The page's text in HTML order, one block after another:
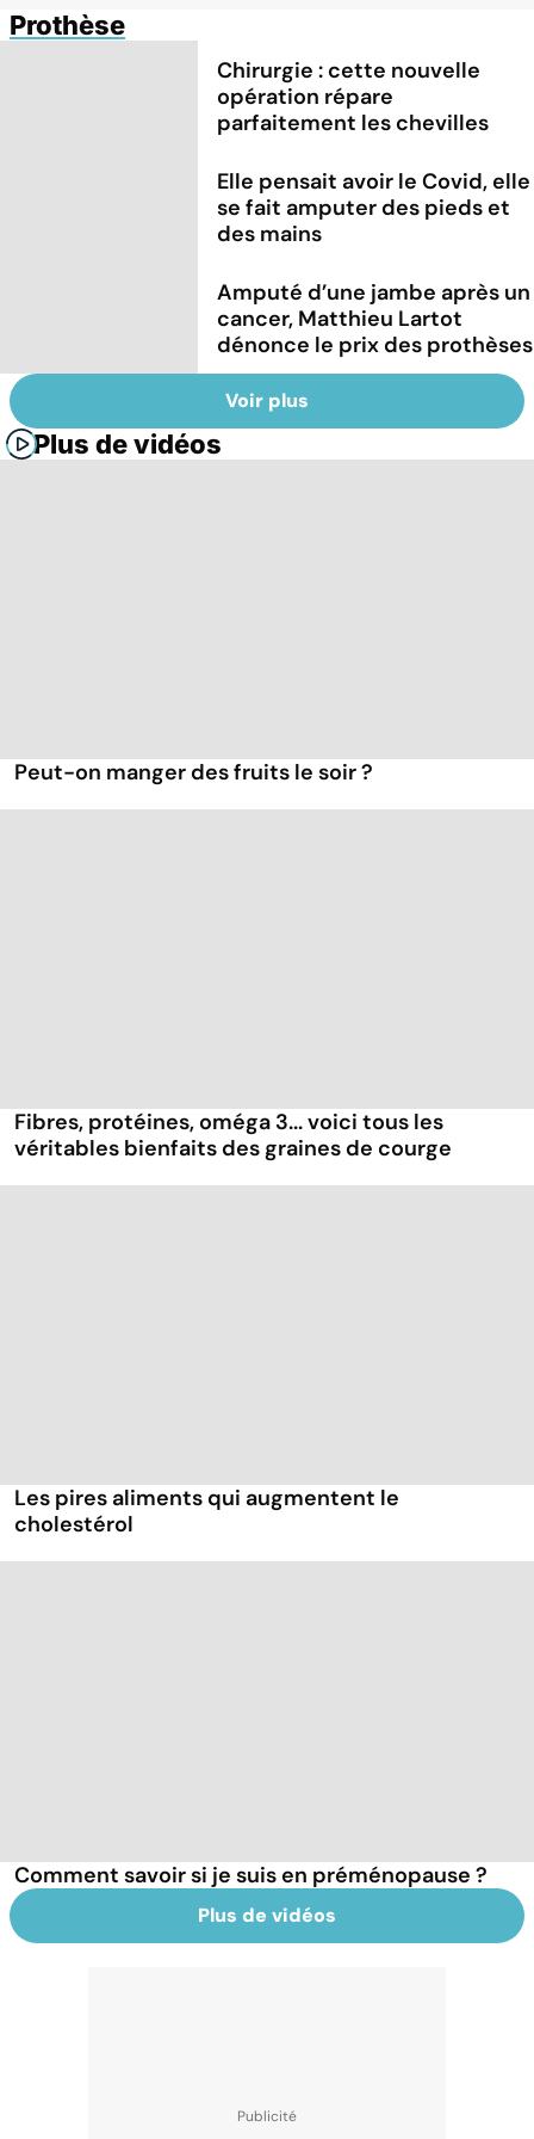
Prothèse
Chirurgie : cette nouvelle
opération répare
parfaitement les chevilles
Elle pensait avoir le Covid, elle
se fait amputer des pieds et
des mains
Amputé d’une jambe après un
cancer, Matthieu Lartot
dénonce le prix des prothèses
Voir plus
Plus de vidéos
Peut-on manger des fruits le soir ?
Fibres, protéines, oméga 3... voici tous les
véritables bienfaits des graines de courge
Les pires aliments qui augmentent le
cholestérol
Comment savoir si je suis en préménopause ?
Plus de vidéos